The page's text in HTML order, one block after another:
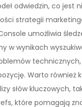
odwiedzin, co jest
strategii
umożliwia
w wynikach
Warto również
słów kluczowych,
które pomagają